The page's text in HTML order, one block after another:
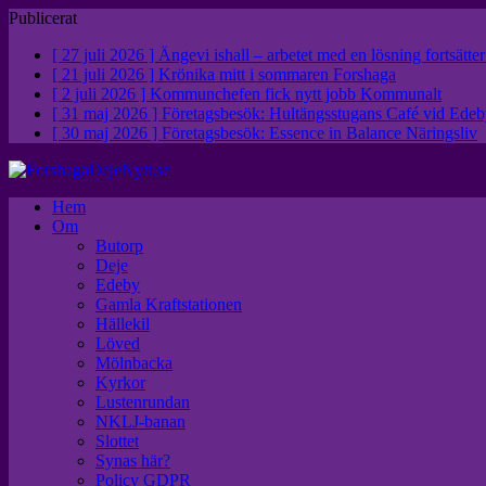
Publicerat
[ 27 juli 2026 ] Ängevi ishall – arbetet med en lösning fortsätter
[ 21 juli 2026 ] Krönika mitt i sommaren Forshaga
[ 2 juli 2026 ] Kommunchefen fick nytt jobb Kommunalt
[ 31 maj 2026 ] Företagsbesök: Hultängsstugans Café vid
[ 30 maj 2026 ] Företagsbesök: Essence in Balance Näringsliv
Hem
Om
Butorp
Deje
Edeby
Gamla Kraftstationen
Hällekil
Löved
Mölnbacka
Kyrkor
Lustenrundan
NKLJ-banan
Slottet
Synas här?
Policy GDPR